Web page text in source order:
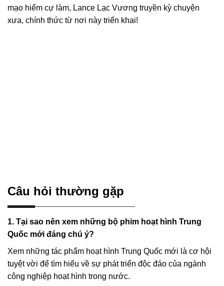
mạo hiểm cự làm, Lance Lạc Vương truyền kỳ chuyện
xưa, chính thức từ nơi này triển khai!
Câu hỏi thường gặp
1. Tại sao nên xem những bộ phim hoạt hình Trung
Quốc mới đáng chú ý?
Xem những tác phẩm hoạt hình Trung Quốc mới là cơ hội
tuyệt vời để tìm hiểu về sự phát triển độc đáo của ngành
công nghiệp hoạt hình trong nước.